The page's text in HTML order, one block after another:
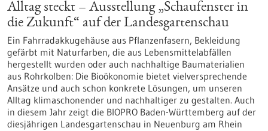
Alltag steckt – Ausstellung „Schaufenster in
die Zukunft“ auf der Landesgartenschau
Ein Fahrradakkugehäuse aus Pflanzenfasern, Bekleidung
gefärbt mit Naturfarben, die aus Lebensmittelabfällen
hergestellt wurden oder auch nachhaltige Baumaterialien
aus Rohrkolben: Die Bioökonomie bietet vielversprechende
Ansätze und auch schon konkrete Lösungen, um unseren
Alltag klimaschonender und nachhaltiger zu gestalten. Auch
in diesem Jahr zeigt die BIOPRO Baden-Württemberg auf der
diesjährigen Landesgartenschau in Neuenburg am Rhein